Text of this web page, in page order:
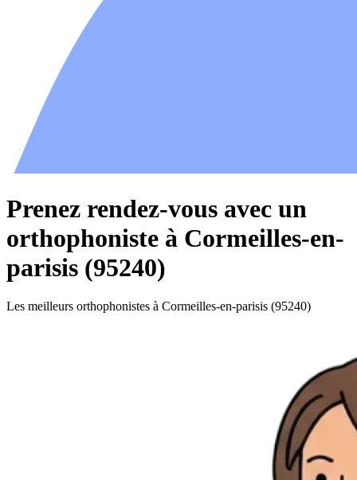
Prenez rendez-vous avec un
orthophoniste à Cormeilles-en-
parisis (95240)
Les meilleurs orthophonistes à Cormeilles-en-parisis (95240)